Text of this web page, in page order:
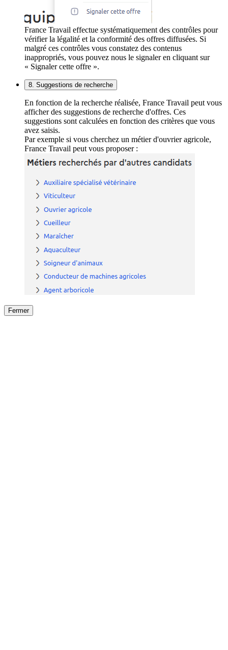
France Travail effectue systématiquement des contrôles pour
vérifier la légalité et la conformité des offres diffusées. Si
malgré ces contrôles vous constatez des contenus
inappropriés, vous pouvez nous le signaler en cliquant sur
« Signaler cette offre ».
8. Suggestions de recherche
En fonction de la recherche réalisée, France Travail peut vous
afficher des suggestions de recherche d'offres. Ces
suggestions sont calculées en fonction des critères que vous
avez saisis.
Par exemple si vous cherchez un métier d'ouvrier agricole,
France Travail peut vous proposer :
Fermer